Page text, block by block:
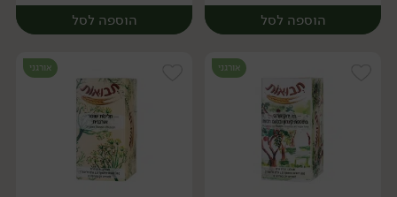
הוספה לסל הוספה לסל
אורגני אורגני